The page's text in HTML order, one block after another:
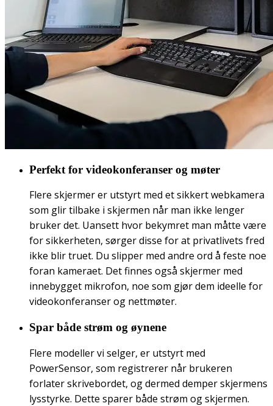
Perfekt for videokonferanser og møter
Flere skjermer er utstyrt med et sikkert webkamera
som glir tilbake i skjermen når man ikke lenger
bruker det. Uansett hvor bekymret man måtte være
for sikkerheten, sørger disse for at privatlivets fred
ikke blir truet. Du slipper med andre ord å feste noe
foran kameraet. Det finnes også skjermer med
innebygget mikrofon, noe som gjør dem ideelle for
videokonferanser og nettmøter.
Spar både strøm og øynene
Flere modeller vi selger, er utstyrt med
PowerSensor, som registrerer når brukeren
forlater skrivebordet, og dermed demper skjermens
lysstyrke. Dette sparer både strøm og skjermen.